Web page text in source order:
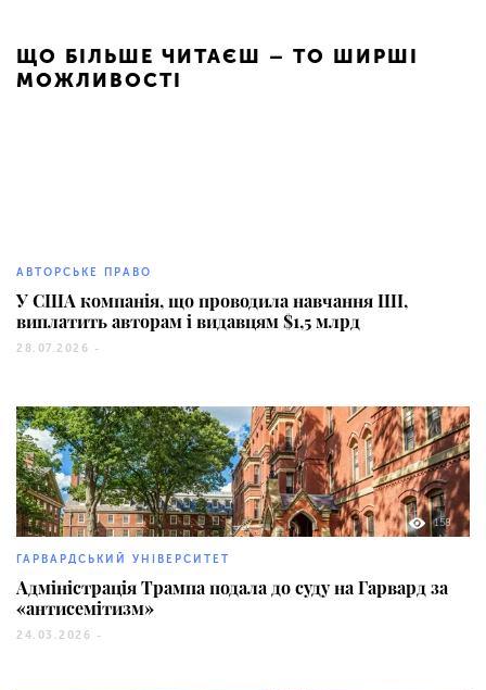
ЩО БІЛЬШЕ ЧИТАЄШ – ТО ШИРШІ
МОЖЛИВОСТІ
АВТОРСЬКЕ ПРАВО
У США компанія, що проводила навчання ШІ,
виплатить авторам і видавцям $1,5 млрд
28.07.2026 -
158
ГАРВАРДСЬКИЙ УНІВЕРСИТЕТ
Адміністрація Трампа подала до суду на Гарвард за
«антисемітизм»
24.03.2026 -